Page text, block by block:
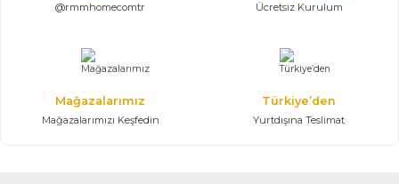
@rmmhomecomtr Ücretsiz Kurulum
Mağazalarımız
Mağazalarımızı Keşfedin
Türkiye’den
Yurtdışına Teslimat